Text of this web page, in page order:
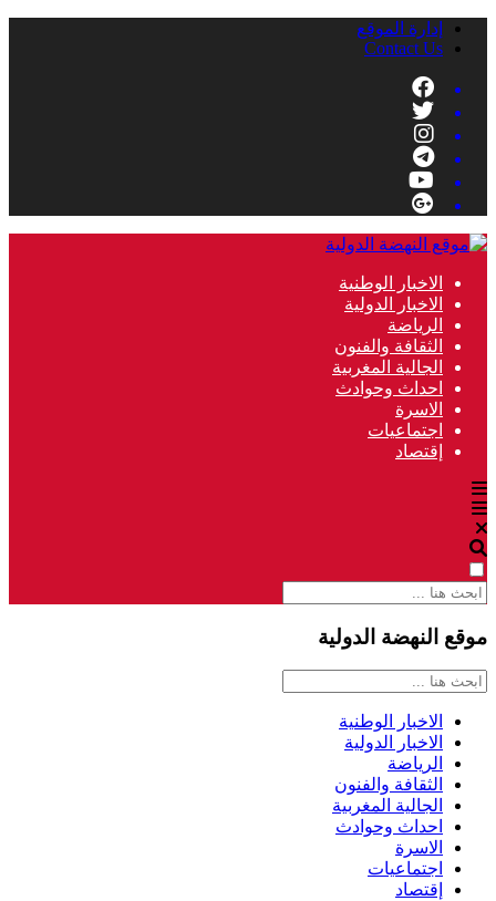
إدارة الموقع
Contact Us
الاخبار الوطنية
الاخبار الدولية
الرياضة
الثقافة والفنون
الجالية المغربية
احداث وحوادث
الاسرة
اجتماعيات
إقتصاد
موقع النهضة الدولية
الاخبار الوطنية
الاخبار الدولية
الرياضة
الثقافة والفنون
الجالية المغربية
احداث وحوادث
الاسرة
اجتماعيات
إقتصاد